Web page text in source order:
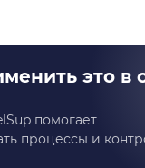
это в
помогает
процессы и